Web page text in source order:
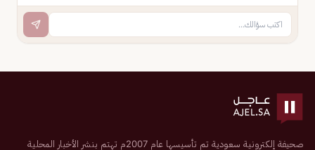
صحيفة إلكترونية سعودية تم تأسيسها عام 2007م تهتم بنشر الأخبار المحلية